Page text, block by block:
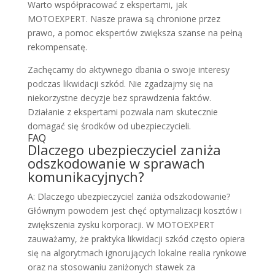
Warto współpracować z ekspertami, jak
MOTOEXPERT. Nasze prawa są chronione przez
prawo, a pomoc ekspertów zwiększa szanse na pełną
rekompensatę.
Zachęcamy do aktywnego dbania o swoje interesy
podczas likwidacji szkód. Nie zgadzajmy się na
niekorzystne decyzje bez sprawdzenia faktów.
Działanie z ekspertami pozwala nam skutecznie
domagać się środków od ubezpieczycieli.
FAQ
Dlaczego ubezpieczyciel zaniża
odszkodowanie w sprawach
komunikacyjnych?
A: Dlaczego ubezpieczyciel zaniża odszkodowanie?
Głównym powodem jest chęć optymalizacji kosztów i
zwiększenia zysku korporacji. W MOTOEXPERT
zauważamy, że praktyka likwidacji szkód często opiera
się na algorytmach ignorujących lokalne realia rynkowe
oraz na stosowaniu zaniżonych stawek za